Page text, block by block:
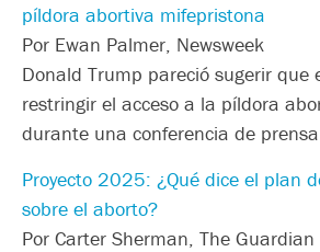
píldora abortiva mifepristona
Por Ewan Palmer, Newsweek
Donald Trump pareció sugerir que
restringir el acceso a la píldora
durante una conferencia de
Proyecto 2025: ¿Qué dice el plan
sobre el aborto?
Por Carter Sherman, The Guardian